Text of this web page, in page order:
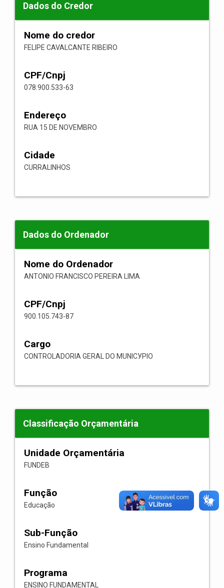
Dados do Credor
Nome do credor
FELIPE CAVALCANTE RIBEIRO
CPF/Cnpj
078.900.533-63
Endereço
RUA 15 DE NOVEMBRO
Cidade
CURRALINHOS
Dados do Ordenador
Nome do Ordenador
ANTONIO FRANCISCO PEREIRA LIMA
CPF/Cnpj
900.105.743-87
Cargo
CONTROLADORIA GERAL DO MUNICУPIO
Classificação Orçamentária
Unidade Orçamentária
FUNDEB
Função
Educação
Sub-Função
Ensino Fundamental
Programa
ENSINO FUNDAMENTAL